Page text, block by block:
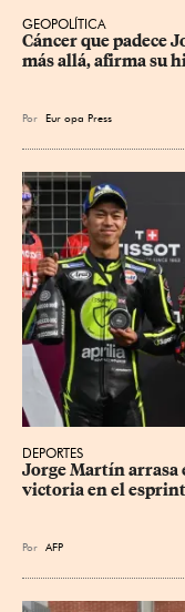
GEOPOLÍTICA
Cáncer que padece
más allá, afirma su
Por Eur opa Press
DEPORTES
Jorge Martín arrasa
victoria en el
Por AFP